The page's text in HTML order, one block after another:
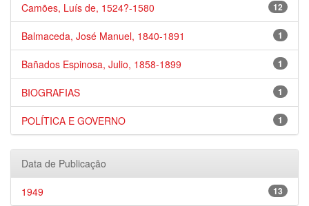
12
Camões, Luís de, 1524?-1580
1
Balmaceda, José Manuel, 1840-1891
1
Bañados Espinosa, Julio, 1858-1899
1
BIOGRAFIAS
1
POLÍTICA E GOVERNO
Data de Publicação
13
1949